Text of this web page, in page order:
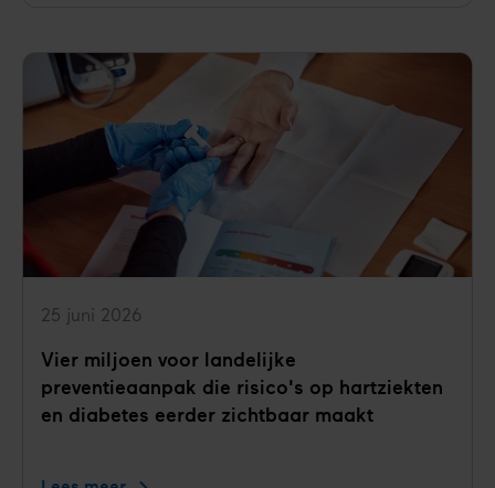
diabetes
type
1?
Vier miljoen voor landelijke
preventieaanpak die risico's op hartziekten
en diabetes eerder zichtbaar maakt
25 juni 2026